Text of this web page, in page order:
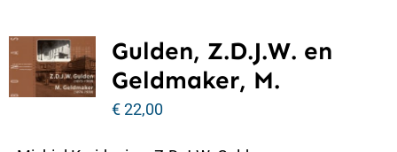
Gulden, Z.D.J.W. en
Geldmaker, M.
€22,00